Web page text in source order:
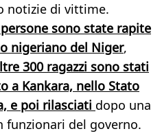
notizie di vittime.
sono state rapite
nigeriano del Niger,
300 ragazzi sono stati
a Kankara, nello Stato
e poi rilasciati dopo una
funzionari del governo.